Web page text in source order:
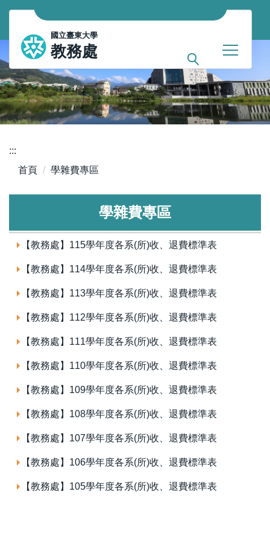
跳
主
內
容
區
國
立
臺
東
教
務
國立臺東大學
教務處
:::
首頁
學雜費專區
學雜費專區
【教務處】115學年度各系(所)收、退費標準表
【教務處】114學年度各系(所)收、退費標準表
【教務處】113學年度各系(所)收、退費標準表
【教務處】112學年度各系(所)收、退費標準表
【教務處】111學年度各系(所)收、退費標準表
【教務處】110學年度各系(所)收、退費標準表
【教務處】109學年度各系(所)收、退費標準表
【教務處】108學年度各系(所)收、退費標準表
【教務處】107學年度各系(所)收、退費標準表
【教務處】106學年度各系(所)收、退費標準表
【教務處】105學年度各系(所)收、退費標準表